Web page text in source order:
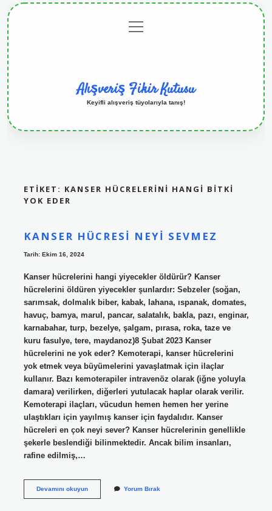
menüyü
aç
Alışveriş Fikir Kutusu
Keyifli alışveriş tüyolarıyla tanış!
ETIKET: KANSER HÜCRELERINI HANGI BITKI
YOK EDER
KANSER HÜCRESI NEYI SEVMEZ
Tarih: Ekim 16, 2024
Kanser hücrelerini hangi yiyecekler öldürür? Kanser
hücrelerini öldüren yiyecekler şunlardır: Sebzeler (soğan,
sarımsak, dolmalık biber, kabak, lahana, ıspanak, domates,
havuç, bamya, marul, pancar, salatalık, bakla, pazı, enginar,
karnabahar, turp, bezelye, şalgam, pırasa, roka, taze ve
kuru fasulye, tere, maydanoz)8 Şubat 2023 Kanser
hücrelerini ne yok eder? Kemoterapi, kanser hücrelerini
yok etmek veya büyümelerini yavaşlatmak için ilaçlar
kullanır. Bazı kemoterapiler intravenöz olarak (iğne yoluyla
damara) verilirken, diğerleri yutulacak haplar olarak verilir.
Kemoterapi ilaçları, vücudun hemen hemen her yerine
ulaştıkları için yayılmış kanser için faydalıdır. Kanser
hücreleri en çok neyi sever? Kanser hücrelerinin genellikle
şekerle beslendiği bilinmektedir. Ancak bilim insanları,
rafine edilmiş,…
Devamını okuyunKanser
Yorum Bırak